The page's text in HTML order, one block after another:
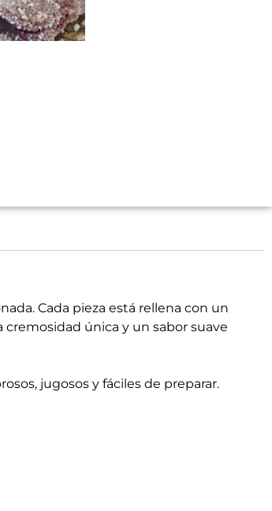
Cada pieza está rellena con un
única y un sabor suave
jugosos y fáciles de preparar.